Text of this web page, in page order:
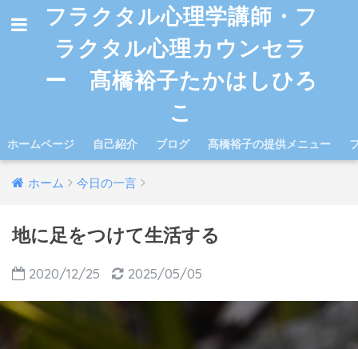
フラクタル心理学講師・フ
ラクタル心理カウンセラ
ー 髙橋裕子たかはしひろ
こ
ホームページ 自己紹介 ブログ 髙橋裕子の提供メニュー
ホーム 今日の一言
地に足をつけて生活する
2020/12/25 2025/05/05